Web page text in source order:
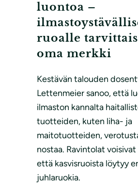
luontoa –
ruoalle
oma merkki
Kestävän talouden
Lettenmeier sanoo, että
ilmaston kannalta
tuotteiden, kuten liha- ja
maitotuotteiden,
nostaa. Ravintolat
että kasvisruoista löytyy
juhlaruokia.